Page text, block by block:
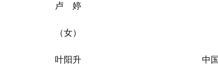
卢 婷
（女）
叶阳升 中